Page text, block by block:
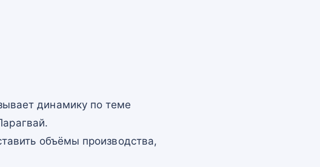
динамику по теме
объёмы производства,